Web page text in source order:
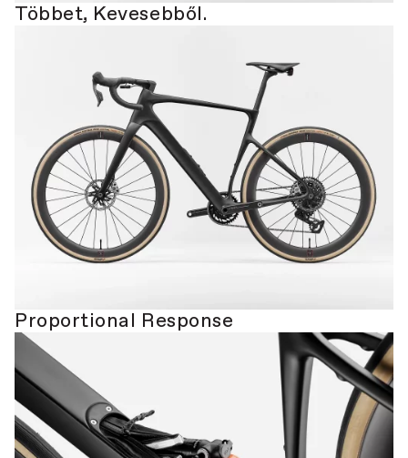
Többet, Kevesebből.
Proportional Response